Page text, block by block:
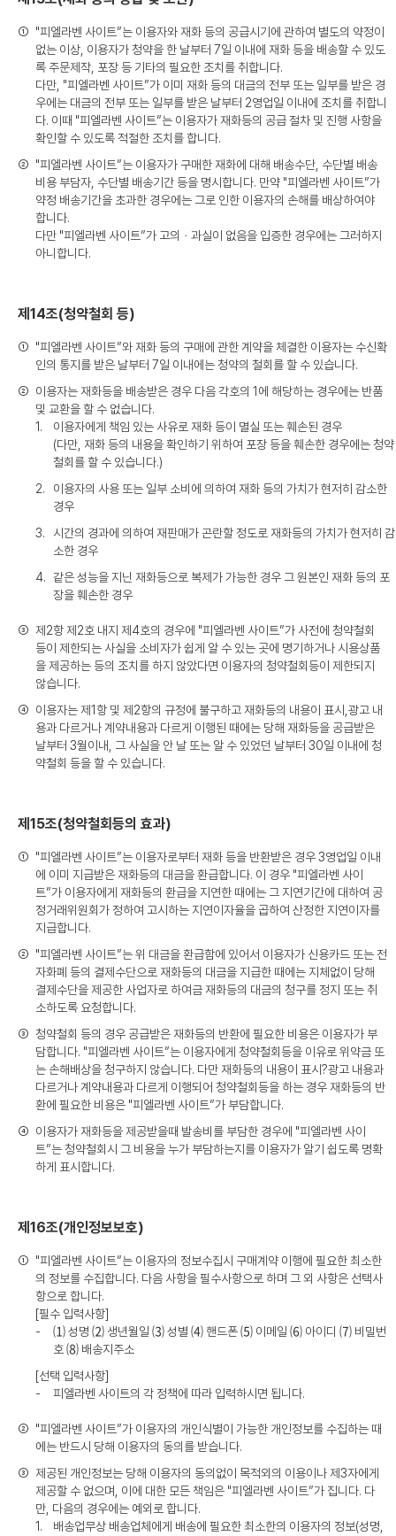
① "피엘라벤 사이트”는 이용자와 재화 등의 공급시기에 관하여 별도의 약정이
없는 이상, 이용자가 청약을 한 날부터 7일 이내에 재화 등을 배송할 수 있도
록 주문제작, 포장 등 기타의 필요한 조치를 취합니다.
다만, "피엘라벤 사이트”가 이미 재화 등의 대금의 전부 또는 일부를 받은 경
우에는 대금의 전부 또는 일부를 받은 날부터 2영업일 이내에 조치를 취합니
다. 이때 "피엘라벤 사이트”는 이용자가 재화등의 공급 절차 및 진행 사항을
확인할 수 있도록 적절한 조치를 합니다.
② "피엘라벤 사이트”는 이용자가 구매한 재화에 대해 배송수단, 수단별 배송
비용 부담자, 수단별 배송기간 등을 명시합니다. 만약 "피엘라벤 사이트”가
약정 배송기간을 초과한 경우에는 그로 인한 이용자의 손해를 배상하여야
합니다.
다만 "피엘라벤 사이트”가 고의ㆍ과실이 없음을 입증한 경우에는 그러하지
아니합니다.
제14조(청약철회 등)
① "피엘라벤 사이트”와 재화 등의 구매에 관한 계약을 체결한 이용자는 수신확
인의 통지를 받은 날부터 7일 이내에는 청약의 철회를 할 수 있습니다.
② 이용자는 재화등을 배송받은 경우 다음 각호의 1에 해당하는 경우에는 반품
및 교환을 할 수 없습니다.
1.
이용자에게 책임 있는 사유로 재화 등이 멸실 또는 훼손된 경우
(다만, 재화 등의 내용을 확인하기 위하여 포장 등을 훼손한 경우에는 청약
철회를 할 수 있습니다.)
2.
이용자의 사용 또는 일부 소비에 의하여 재화 등의 가치가 현저히 감소한
경우
3.
시간의 경과에 의하여 재판매가 곤란할 정도로 재화등의 가치가 현저히 감
소한 경우
4. 같은 성능을 지닌 재화등으로 복제가 가능한 경우 그 원본인 재화 등의 포
장을 훼손한 경우
③ 제2항 제2호 내지 제4호의 경우에 "피엘라벤 사이트”가 사전에 청약철회
등이 제한되는 사실을 소비자가 쉽게 알 수 있는 곳에 명기하거나 시용상품
을 제공하는 등의 조치를 하지 않았다면 이용자의 청약철회등이 제한되지
않습니다.
④ 이용자는 제1항 및 제2항의 규정에 불구하고 재화등의 내용이 표시,광고 내
용과 다르거나 계약내용과 다르게 이행된 때에는 당해 재화등을 공급받은
날부터 3월이내, 그 사실을 안 날 또는 알 수 있었던 날부터 30일 이내에 청
약철회 등을 할 수 있습니다.
제15조(청약철회등의 효과)
① "피엘라벤 사이트”는 이용자로부터 재화 등을 반환받은 경우 3영업일 이내
에 이미 지급받은 재화등의 대금을 환급합니다. 이 경우 "피엘라벤 사이
트”가 이용자에게 재화등의 환급을 지연한 때에는 그 지연기간에 대하여 공
정거래위원회가 정하여 고시하는 지연이자율을 곱하여 산정한 지연이자를
지급합니다.
② "피엘라벤 사이트”는 위 대금을 환급함에 있어서 이용자가 신용카드 또는 전
자화폐 등의 결제수단으로 재화등의 대금을 지급한 때에는 지체없이 당해
결제수단을 제공한 사업자로 하여금 재화등의 대금의 청구를 정지 또는 취
소하도록 요청합니다.
③ 청약철회 등의 경우 공급받은 재화등의 반환에 필요한 비용은 이용자가 부
담합니다. "피엘라벤 사이트”는 이용자에게 청약철회등을 이유로 위약금 또
는 손해배상을 청구하지 않습니다. 다만 재화등의 내용이 표시?광고 내용과
다르거나 계약내용과 다르게 이행되어 청약철회등을 하는 경우 재화등의 반
환에 필요한 비용은 "피엘라벤 사이트”가 부담합니다.
④ 이용자가 재화등을 제공받을때 발송비를 부담한 경우에 "피엘라벤 사이
트”는 청약철회시 그 비용을 누가 부담하는지를 이용자가 알기 쉽도록 명확
하게 표시합니다.
제16조(개인정보보호)
① "피엘라벤 사이트”는 이용자의 정보수집시 구매계약 이행에 필요한 최소한
의 정보를 수집합니다. 다음 사항을 필수사항으로 하며 그 외 사항은 선택사
항으로 합니다.
[필수 입력사항]
-
⑴ 성명 ⑵ 생년월일 ⑶ 성별 ⑷ 핸드폰 ⑸ 이메일 ⑹ 아이디 ⑺ 비밀번
호 ⑻ 배송지주소
[선택 입력사항]
-
피엘라벤 사이트의 각 정책에 따라 입력하시면 됩니다.
② "피엘라벤 사이트”가 이용자의 개인식별이 가능한 개인정보를 수집하는 때
에는 반드시 당해 이용자의 동의를 받습니다.
③ 제공된 개인정보는 당해 이용자의 동의없이 목적외의 이용이나 제3자에게
제공할 수 없으며, 이에 대한 모든 책임은 "피엘라벤 사이트”가 집니다. 다
만, 다음의 경우에는 예외로 합니다.
1.
배송업무상 배송업체에게 배송에 필요한 최소한의 이용자의 정보(성명,